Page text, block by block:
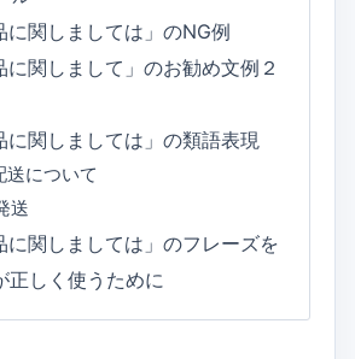
に関しましては」のNG例
に関しまして」のお勧め文例２
に関しましては」の類語表現
送について
送
に関しましては」のフレーズを
正しく使うために